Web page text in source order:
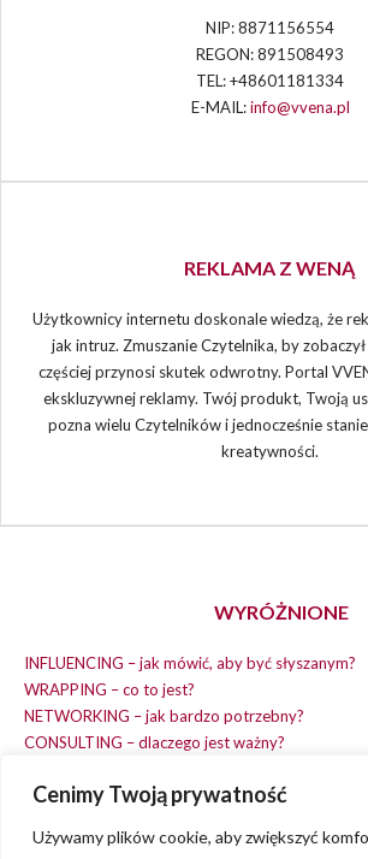
Cenimy Twoją prywatność
Używamy plików cookie, aby zwiększyć
NIP: 8871156554
REGON: 891508493
TEL: +48601181334
E-MAIL:info@vvena.pl
REKLAMA Z WENĄ
Użytkownicy internetu doskonale wiedzą, że
jak intruz. Zmuszanie Czytelnika, by
częściej przynosi skutek odwrotny. Portal
ekskluzywnej reklamy. Twój produkt, Twoją
pozna wielu Czytelników i jednocześnie
kreatywności.
WYRÓŻNIONE
INFLUENCING – jak mówić, aby być słyszanym?
WRAPPING – co to jest?
NETWORKING – jak bardzo potrzebny?
CONSULTING – dlaczego jest ważny?
EARNING – jak zarobić na dobrym pomyśle?